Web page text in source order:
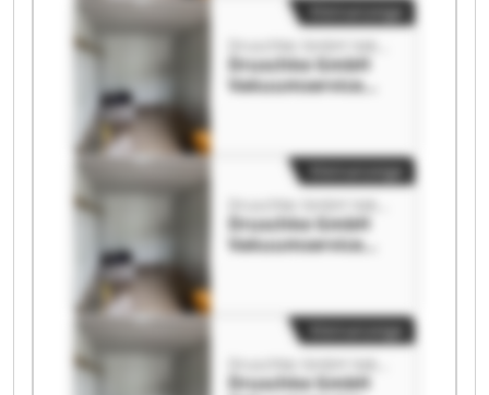
Druschke GmbH
Vakuumservice
Kleinanzeige
Druschke GmbH
Vakuumservice
Kleinanzeige
Druschke GmbH
Kleinanzeige